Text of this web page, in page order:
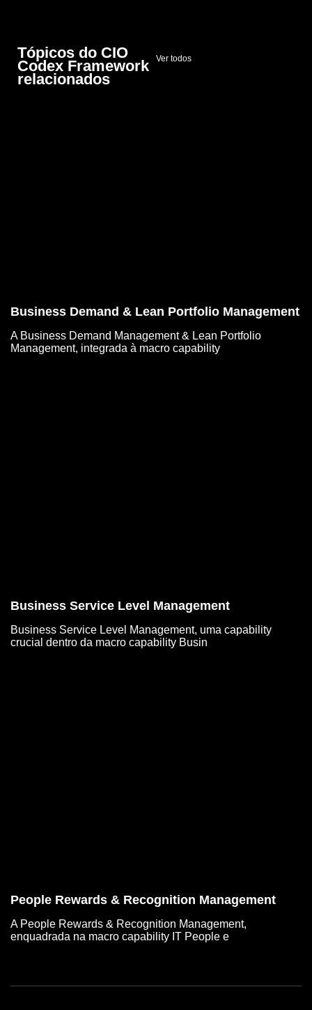
Tópicos do CIO
Codex Framework
relacionados
Ver todos
Business Demand & Lean Portfolio Management
A Business Demand Management & Lean Portfolio
Management, integrada à macro capability
Business Service Level Management
Business Service Level Management, uma capability
crucial dentro da macro capability Busin
People Rewards & Recognition Management
A People Rewards & Recognition Management,
enquadrada na macro capability IT People e